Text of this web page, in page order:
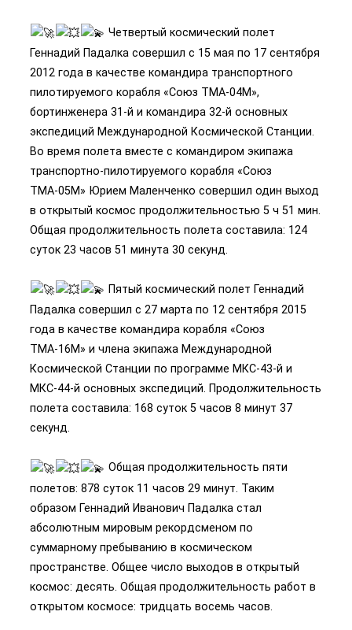
Четвертый космический полет
Геннадий Падалка совершил с 15 мая по 17 сентября
2012 года в качестве командира транспортного
пилотируемого корабля «Союз ТМА-04М»,
бортинженера 31-й и командира 32-й основных
экспедиций Международной Космической Станции.
Во время полета вместе с командиром экипажа
транспортно-пилотируемого корабля «Союз
ТМА-05М» Юрием Маленченко совершил один выход
в открытый космос продолжительностью 5 ч 51 мин.
Общая продолжительность полета составила: 124
суток 23 часов 51 минута 30 секунд.
Пятый космический полет Геннадий
Падалка совершил с 27 марта по 12 сентября 2015
года в качестве командира корабля «Союз
ТМА­-16М» и члена экипажа Международной
Космической Станции по программе МКС­-43-­й и
МКС-­44-­й основных экспедиций. Продолжительность
полета составила: 168 суток 5 часов 8 минут 37
секунд.
Общая продолжительность пяти
полетов: 878 суток 11 часов 29 минут. Таким
образом Геннадий Иванович Падалка стал
абсолютным мировым рекордсменом по
суммарному пребыванию в космическом
пространстве. Общее число выходов в открытый
космос: десять. Общая продолжительность работ в
открытом космосе: тридцать восемь часов.